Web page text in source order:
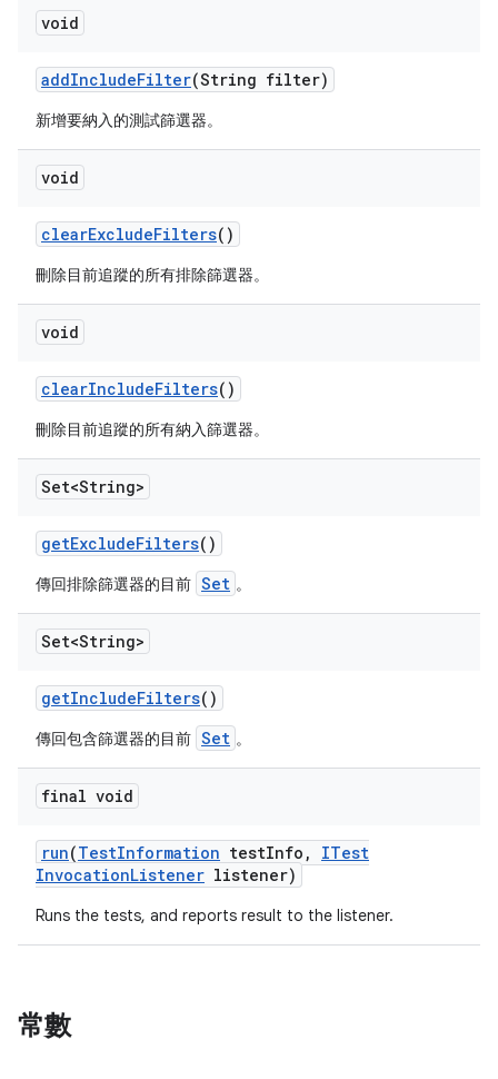
void
addIncludeFilter(String filter)
新增要納入的測試篩選器。
void
clearExcludeFilters()
刪除目前追蹤的所有排除篩選器。
void
clearIncludeFilters()
刪除目前追蹤的所有納入篩選器。
Set<String>
getExcludeFilters()
傳回排除篩選器的目前 Set 。
Set<String>
getIncludeFilters()
傳回包含篩選器的目前 Set 。
final void
run(TestInformation testInfo ,
ITest
InvocationListener listener)
Runs the tests, and reports result to the listener.
常數